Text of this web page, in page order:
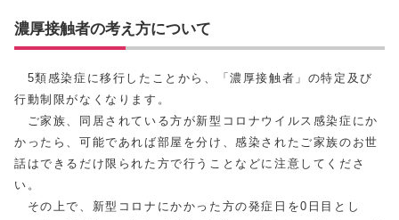
濃厚接触者の考え方について
5類感染症に移行したことから、「濃厚接触者」の特定及び
行動制限がなくなります。
ご家族、同居されている方が新型コロナウイルス感染症にか
かったら、可能であれば部屋を分け、感染されたご家族のお世
話はできるだけ限られた方で行うことなどに注意してくださ
い。
その上で、新型コロナにかかった方の発症日を0日目とし